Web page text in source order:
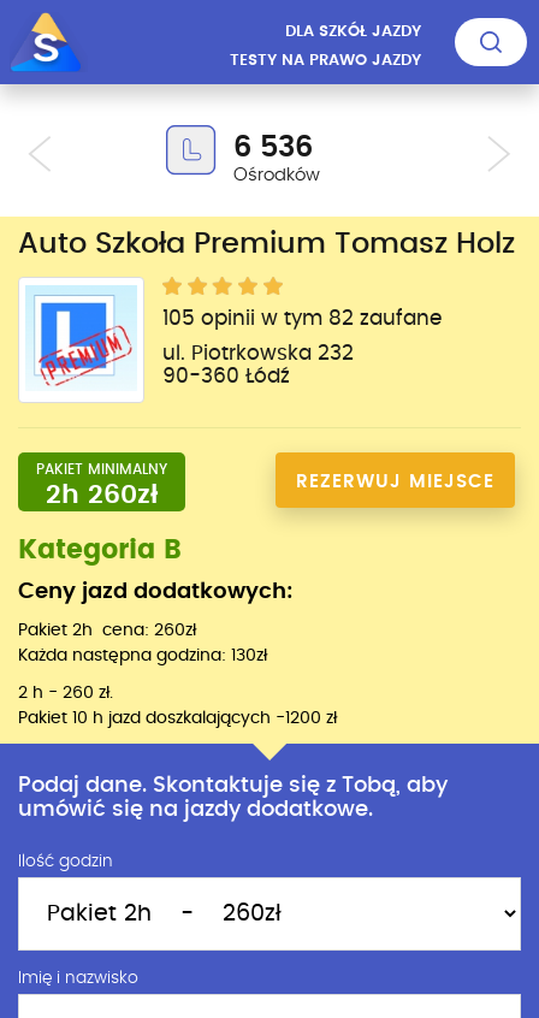
DLA SZKÓŁ JAZDY
TESTY NA PRAWO JAZDY
6 536
Ośrodków
Auto Szkoła Premium Tomasz Holz
105 opinii w tym 82 zaufane
ul. Piotrkowska 232
90-360 Łódź
PAKIET MINIMALNY
2h 260zł REZERWUJ MIEJSCE
Kategoria B
Ceny jazd dodatkowych:
Pakiet 2h cena: 260zł
Każda następna godzina: 130zł
2 h - 260 zł.
Pakiet 10 h jazd doszkalających -1200 zł
Podaj dane. Skontaktuje się z Tobą, aby
umówić się na jazdy dodatkowe.
Ilość godzin
Imię i nazwisko